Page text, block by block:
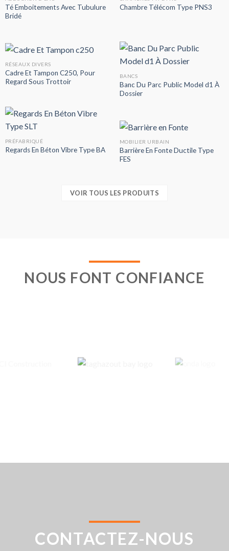
Té Emboitements Avec Tubulure
Bridé
Chambre Télécom Type PNS3
RÉSEAUX DIVERS
Cadre Et Tampon C250, Pour
Regard Sous Trottoir
BANCS
Banc Du Parc Public Model d1 À
Dossier
PRÉFABRIQUÉ
Regards En Béton Vibre Type BA
MOBILIER URBAIN
Barrière En Fonte Ductile Type
FES
VOIR TOUS LES PRODUITS
NOUS FONT CONFIANCE
CONTACTEZ-NOUS